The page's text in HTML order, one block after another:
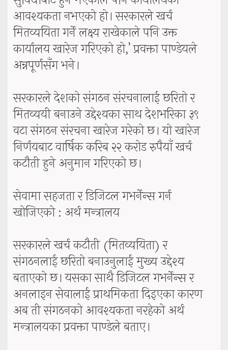
आवश्यकता नभएको हो। सरकारले खर्च
मितव्ययिता गर्ने लक्ष्य राखेकाले पनि उक्त
कार्यालय खारेज गरिएको हो,’ प्रवक्ता पाण्डेयले
अन्नपूर्णसँग भने।
सरकारले देशको संगठन संरचनालाई छरितो र
मितव्ययी बनाउने उद्देश्यका साथ देशभरिका ३९
वटा संगठन संरचना खारेज गरेको छ। यो खारेज
निर्णयबाट वार्षिक करिब २२ करोड रुपैयाँ खर्च
कटौती हुने अनुमान गरिएको छ।
सेवामा सहजता र डिजिटल गभर्नेन्स गर्न
खोजिएको : अर्थ मन्त्रालय
सरकारले खर्च कटौती (मितव्ययिता) र
संगठनलाई छरितो बनाउनुलाई मुख्य उद्देश्य
बताएको छ। यसका साथै डिजिटल गभर्नेन्स र
अनलाइन सेवालाई प्राथमिकता दिइएका कारण
अब ती संगठनको आवश्यकता नरहेको अर्थ
मन्त्रालयका प्रवक्ता पाण्डेले बताए।